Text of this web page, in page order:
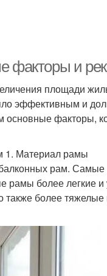
факторы и
площади
эффективным и
основные факторы,
1. Материал рамы
рам.
более легкие и
более тяжелые